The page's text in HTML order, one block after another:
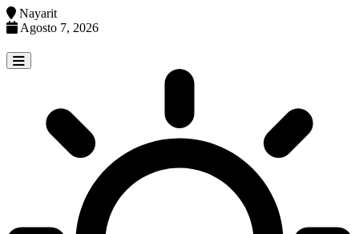
Nayarit
Agosto 7, 2026
to
content